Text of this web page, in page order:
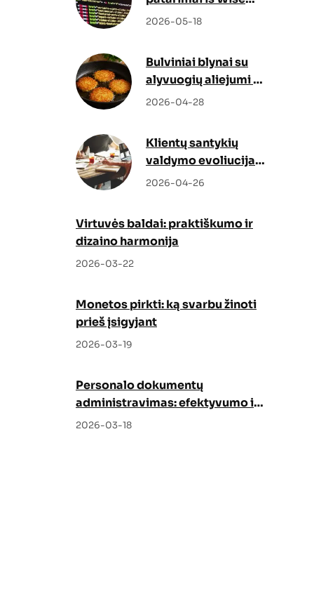
Docs
2026-05-18
Bulviniai blynai su
alyvuogių aliejumi –
netikėtas, bet
2026-04-28
Klientų santykių
valdymo evoliucija:
kaip Odoo CRM ir
strategiją
2026-04-26
Virtuvės baldai: praktiškumo ir
dizaino harmonija
2026-03-22
Monetos pirkti: ką svarbu žinoti
prieš įsigyjant
2026-03-19
Personalo dokumentų
administravimas: efektyvumo ir
tvarkos garantas
2026-03-18